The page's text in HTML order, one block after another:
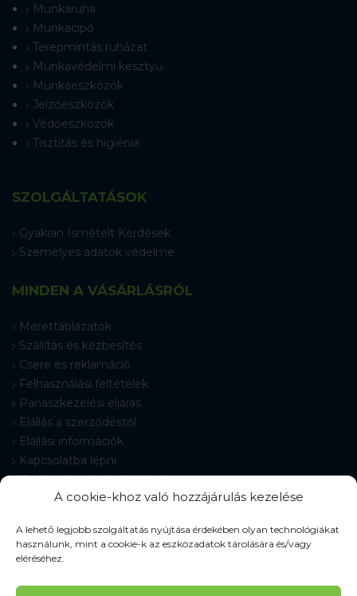
A cookie-khoz való hozzájárulás kezelése
A lehető legjobb szolgáltatás nyújtása érdekében olyan technológiákat
használunk, mint a cookie-k az eszközadatok tárolására és/vagy
eléréséhez.
Munkaruha
Munkacipő
Terepmintás ruházat
Munkavédelmi kesztyű
Munkaeszközök
Jelzőeszközök
Védőeszközök
Tisztítás és higiénia
SZOLGÁLTATÁSOK
Gyakran Ismételt Kérdések
Személyes adatok védelme
MINDEN A VÁSÁRLÁSRÓL
Mérettáblázatok
Szállítás és kézbesítés
Csere és reklamáció
Felhasználási feltételek
Panaszkezelési eljárás
Elállás a szerződéstől
Elállási információk
Kapcsolatba lépni
Gyakran Ismételt Kérdések
Cookie-beállítások